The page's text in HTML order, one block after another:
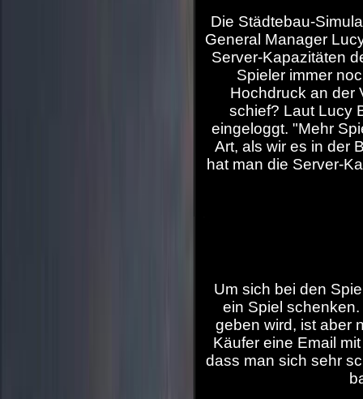
Die Städtebau-
General Manager
Server-Kapazitäten
Spieler immer
Hochdruck an der
schief? Laut Lucy
eingeloggt. "Mehr
Art, als wir es in der
hat man die Server-
Um sich bei den
ein Spiel
geben wird, ist aber
Käufer eine Email
dass man sich sehr